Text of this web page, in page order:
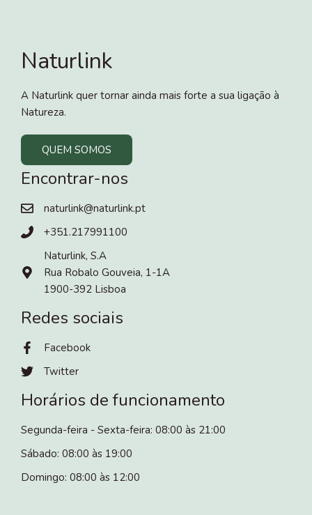
Naturlink
A Naturlink quer tornar ainda mais forte a sua ligação à
Natureza.
QUEM SOMOS
Encontrar-nos
naturlink@naturlink.pt
+351.217991100
Naturlink, S.A
Rua Robalo Gouveia, 1-1A
1900-392 Lisboa
Redes sociais
Facebook
Twitter
Horários de funcionamento
Segunda-feira - Sexta-feira: 08:00 às 21:00
Sábado: 08:00 às 19:00
Domingo: 08:00 às 12:00